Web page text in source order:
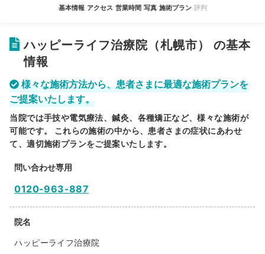
基本情報 アクセス 営業時間 写真 施術プラン 評判
ハッピーライフ治療院（札幌市） の基本
情報
様々な施術方法から、患者さまに最適な施術プランを
ご提案いたします。
当院では手技や電気療法、鍼灸、各種矯正など、様々な施術が
可能です。 これらの施術の中から、患者さまの症状にあわせ
て、適切施術プランをご提案いたします。
問い合わせ専用
0120-963-887
院名
ハッピーライフ治療院